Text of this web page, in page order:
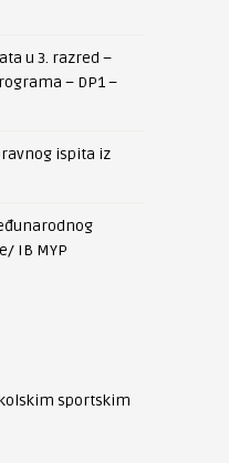
u 3. razred –
– DP1 –
ispita iz
IB MYP
sportskim